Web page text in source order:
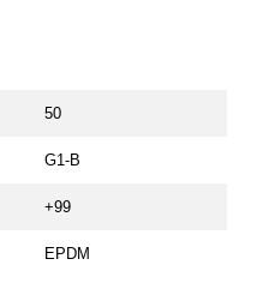
50
G1-B
+99
EPDM